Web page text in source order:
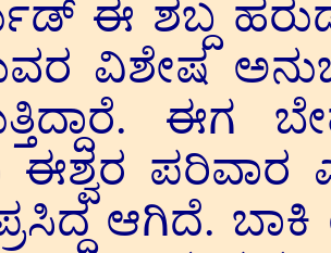
ಈ ಶಬ್ದ
ವಿಶೇಷ
ಈಗ
ಈಶ್ವರ ಪರಿವಾರ
ಆಗಿದೆ. ಬಾಕಿ